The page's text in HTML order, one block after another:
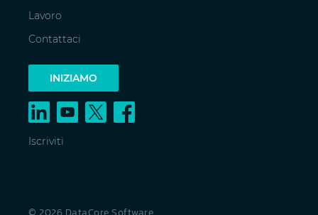
Lavoro
Contattaci
INIZIAMO
Iscriviti